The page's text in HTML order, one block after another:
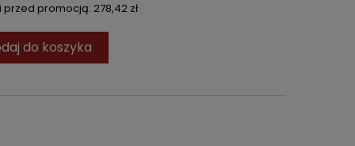
przed promocją: 278,42 zł
do koszyka